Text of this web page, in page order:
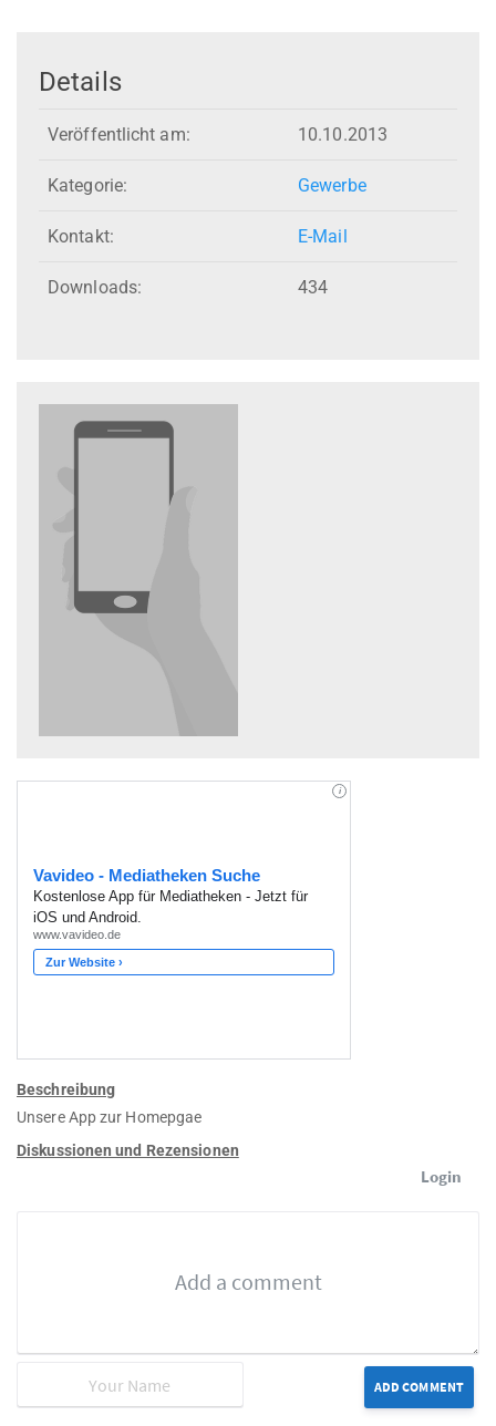
Details
Veröffentlicht am: 10.10.2013
Kategorie: Gewerbe
Kontakt: E-Mail
Downloads: 434
Beschreibung
Unsere App zur Homepgae
Diskussionen und Rezensionen
Login
ADD COMMENT